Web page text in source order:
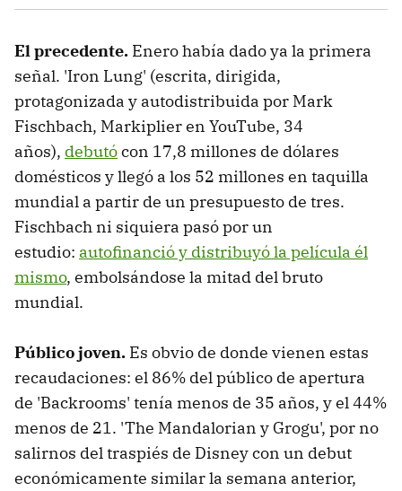
El precedente. Enero había dado ya la primera
señal. 'Iron Lung' (escrita, dirigida,
protagonizada y autodistribuida por Mark
Fischbach, Markiplier en YouTube, 34
años), debutócon 17,8 millones de dólares
domésticos y llegó a los 52 millones en taquilla
mundial a partir de un presupuesto de tres.
Fischbach ni siquiera pasó por un
estudio: autofinanció y distribuyó la película él
mismo, embolsándose la mitad del bruto
mundial.
Público joven. Es obvio de donde vienen estas
recaudaciones: el 86% del público de apertura
de 'Backrooms' tenía menos de 35 años, y el 44%
menos de 21. 'The Mandalorian y Grogu', por no
salirnos del traspiés de Disney con un debut
económicamente similar la semana anterior,